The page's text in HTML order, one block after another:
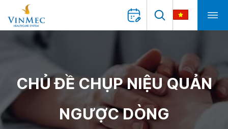
CHỦ ĐỀ CHỤP NIỆU QUẢN
NGƯỢC DÒNG